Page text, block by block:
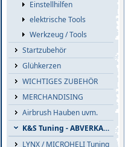
Einstellhilfen
elektrische Tools
Werkzeug / Tools
Startzubehör
Glühkerzen
WICHTIGES ZUBEHÖR
MERCHANDISING
Airbrush Hauben uvm.
K&S Tuning - ABVERKAUF
LYNX / MICROHELI Tuning